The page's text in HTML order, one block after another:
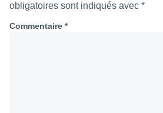
obligatoires sont indiqués avec *
Commentaire *